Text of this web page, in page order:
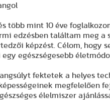
több mint 10 éve
edzésben találtam meg a
képzést. Célom,
egészségesebb
fektetek a helyes
megfelelően
élelmiszer